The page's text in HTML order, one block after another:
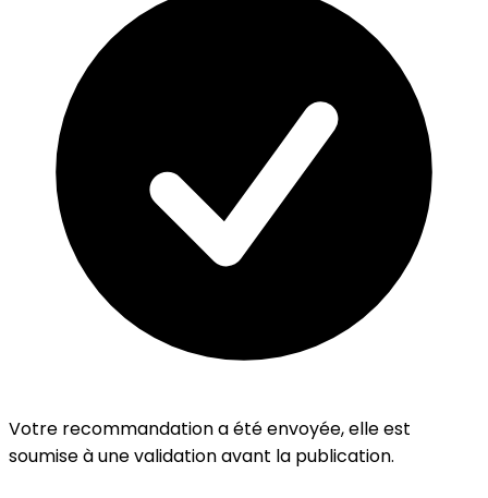
Votre recommandation a été envoyée, elle est
soumise à une validation avant la publication.